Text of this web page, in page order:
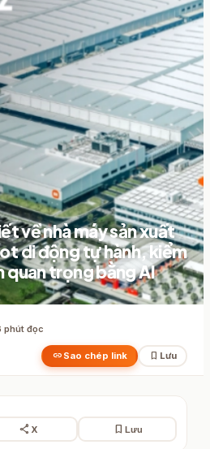
về nhà máy sản xuất
di động tự hành, kiểm
quan trọng bằng AI
phút đọc
link Sao chép link bookmark Lưu
share X bookmark Lưu